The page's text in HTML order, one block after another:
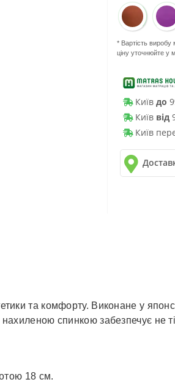
* Вартість виробу
ціну уточнюйте у
Київ до
Київ від
Київ
та комфорту. Виконане у
спинкою забезпечує не
18 см.